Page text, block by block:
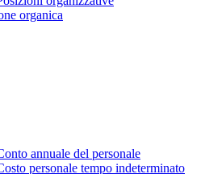
organica
annuale del personale
personale tempo indeterminato